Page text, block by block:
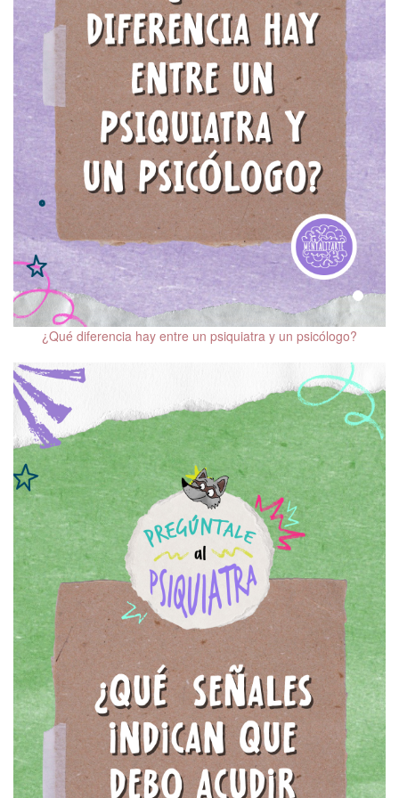
Salud mental y VIH
Sexualidad y salud
mental
Salud mental y
climaterio
Salud mental en la
persona mayor
Trastornos del
neurodesarrollo en la
infancia y la edad adulta
Salud mental en
adolescentes
Cine y salud mental
Mindfulness
Psicooncología
Tratamientos
coadyuvantes en los
trastornos del
neurodesarrollo
Salud mental en
población migrante
Beneficios de las
mascotas en la salud
mental
Salud mental de la
mujer
Salud Mental Perinatal
Diversidad sexual y
salud mental
¿Qué diferencia hay entre un psiquiatra y un psicólogo?